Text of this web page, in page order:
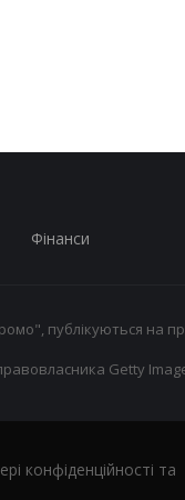
Фінанси
публікуються на
Getty
конфіденційності та